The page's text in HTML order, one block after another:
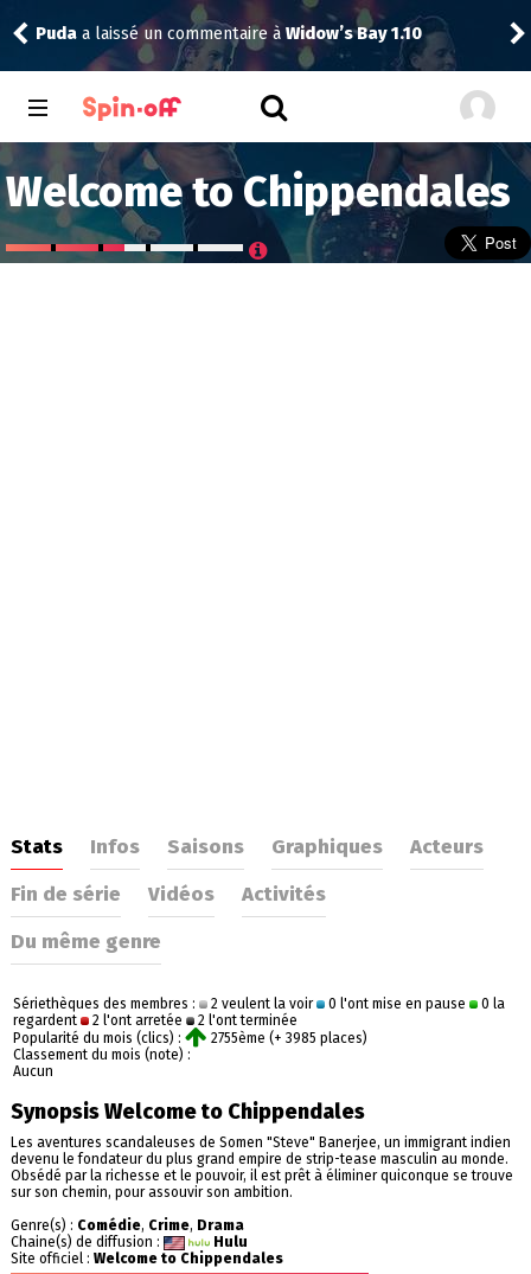
tomaa noté12àAbbott Elementary 2.14
Welcome to Chippendales
Stats Infos Saisons Graphiques
Acteurs
Fin de série
Vidéos
Activités
Du même genre
Sériethèques des membres : 2 veulent la voir 0 l'ont mise en pause
0 la
regardent
2 l'ont arretée
2 l'ont terminée
Popularité du mois (clics) :
2755ème (+ 3985 places)
Classement du mois (note) :
Aucun
Synopsis Welcome to Chippendales
Les aventures scandaleuses de Somen "Steve" Banerjee, un immigrant indien
devenu le fondateur du plus grand empire de strip-tease masculin au monde.
Obsédé par la richesse et le pouvoir, il est prêt à éliminer quiconque se trouve
sur son chemin, pour assouvir son ambition.
Genre(s) : Comédie, Crime, Drama
Chaine(s) de diffusion :
Hulu
Site officiel : Welcome to Chippendales